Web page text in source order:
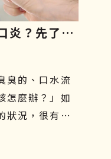
炎？先了解
索治療新
臭的、口水流
怎麼辦？」如
狀況，很有可
個問題不能